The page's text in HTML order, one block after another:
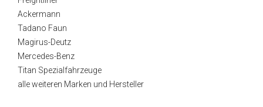
Ackermann
Tadano Faun
Magirus-Deutz
Mercedes-Benz
Titan Spezialfahrzeuge
alle weiteren Marken und Hersteller